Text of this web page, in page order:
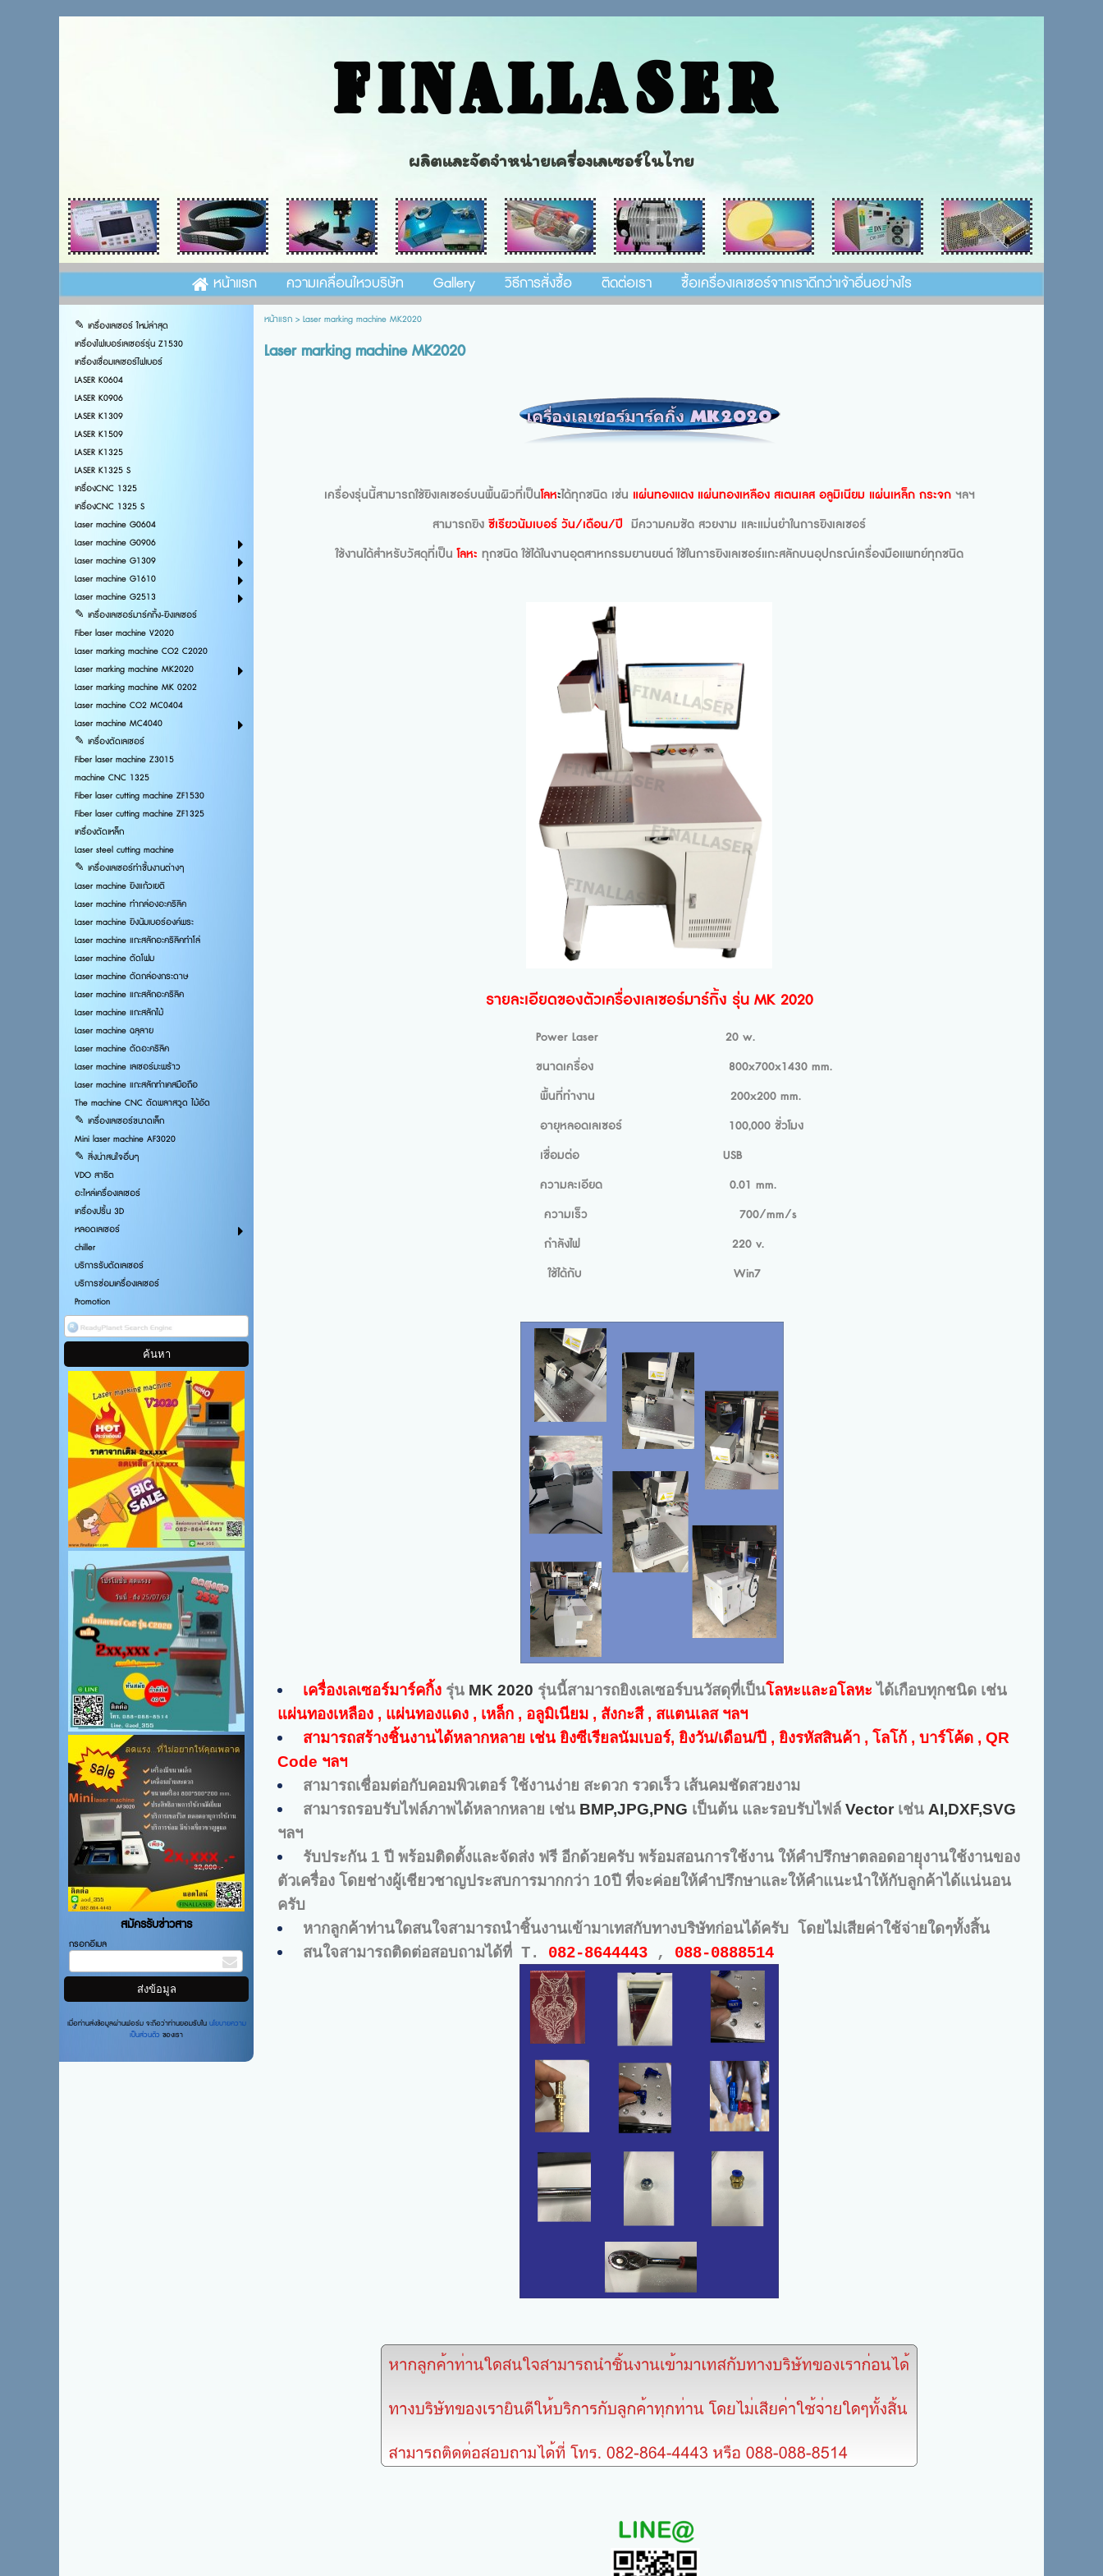
FINALLASER
ผลิตและจัดจำหน่ายเครื่องเลเซอร์ในไทย
หน้าแรก ความเคลื่อนไหวบริษัท Gallery วิธีการสั่งซื้อ ติดต่อเรา ซื้อเครื่องเลเซอร์จากเราดีกว่าเจ้าอื่นอย่างไร
✎ เครื่องเลเซอร์ ใหม่ล่าสุด
เครื่องไฟเบอร์เลเซอร์รุ่น Z1530
เครื่องเชื่อมเลเซอร์ไฟเบอร์
LASER K0604
LASER K0906
LASER K1309
LASER K1509
LASER K1325
LASER K1325 S
เครื่องCNC 1325
เครื่องCNC 1325 S
Laser machine G0604
Laser machine G0906
Laser machine G1309
Laser machine G1610
Laser machine G2513
✎ เครื่องเลเซอร์มาร์คกิ้ง-ยิงเลเซอร์
Fiber laser machine V2020
Laser marking machine CO2 C2020
Laser marking machine MK2020
Laser marking machine MK 0202
Laser machine CO2 MC0404
Laser machine MC4040
✎ เครื่องตัดเลเซอร์
Fiber laser machine Z3015
machine CNC 1325
Fiber laser cutting machine ZF1530
Fiber laser cutting machine ZF1325
เครื่องตัดเหล็ก
Laser steel cutting machine
✎ เครื่องเลเซอร์ทำชิ้นงานต่างๆ
Laser machine ยิงแก้วเยติ
Laser machine ทำกล่องอะคริลิค
Laser machine ยิงนัมเบอร์องค์พระ
Laser machine แกะสลักอะคริลิคทำโล่
Laser machine ตัดโฟม
Laser machine ตัดกล่องกระดาษ
Laser machine แกะสลักอะคริลิค
Laser machine แกะสลักไม้
Laser machine ฉลุลาย
Laser machine ตัดอะคริลิค
Laser machine เลเซอร์มะพร้าว
Laser machine แกะสลักทำเคสมือถือ
The machine CNC ตัดพลาสวูด ไม้อัด
✎ เครื่องเลเซอร์ขนาดเล็ก
Mini laser machine AF3020
✎ สิ่งน่าสนใจอื่นๆ
VDO สาธิต
อะไหล่เครื่องเลเซอร์
เครื่องปริ้น 3D
หลอดเลเซอร์
chiller
บริการรับตัดเลเซอร์
บริการซ่อมเครื่องเลเซอร์
Promotion
สมัครรับข่าวสาร
กรอกอีเมล
เมื่อท่านส่งข้อมูลผ่านฟอร์ม จะถือว่าท่านยอมรับในนโยบายความ
เป็นส่วนตัวของเรา
หน้าแรก> Laser marking machine MK2020
Laser marking machine MK2020
เครื่องรุ่นนี้สามารถใช้ยิงเลเซอร์บนพื้นผิวที่เป็นโลหะได้ทุกชนิด เช่น แผ่นทองแดง แผ่นทองเหลือง สเตนเลส อลูมิเนียม แผ่นเหล็ก กระจกฯลฯ
สามารถยิงซีเรียวนัมเบอร์ วัน/เดือน/ปี มีความคมชัด สวยงาม และแม่นยำในการยิงเลเซอร์
ใช้งานได้สำหรับวัสดุที่เป็นโลหะ ทุกชนิด ใช้ได้ในงานอุตสาหกรรมยานยนต์ ใช้ในการยิงเลเซอร์แกะสลักบนอุปกรณ์เครื่องมือแพทย์ทุกชนิด
รายละเอียดของตัวเครื่องเลเซอร์มาร์กิ้ง รุ่น MK 2020
Power Laser 20 w.
ขนาดเครื่อง 800x700x1430 mm.
พื้นที่ทำงาน 200x200 mm.
อายุหลอดเลเซอร์ 100,000 ชั่วโมง
เชื่อมต่อ USB
ความละเอียด 0.01 mm.
ความเร็ว 700/mm/s
กำลังไฟ 220 v.
ใช้ได้กับ Win7
เครื่องเลเซอร์มาร์คกิ้งรุ่น MK 2020 รุ่นนี้สามารถยิงเลเซอร์บนวัสดุที่เป็นโลหะและอโลหะ ได้เกือบทุกชนิด เช่น
แผ่นทองเหลือง , แผ่นทองแดง , เหล็ก , อลูมิเนียม , สังกะสี , สแตนเลส ฯลฯ
สามารถสร้างชิ้นงานได้หลากหลาย เช่น ยิงซีเรียลนัมเบอร์, ยิงวัน/เดือน/ปี , ยิงรหัสสินค้า , โลโก้ , บาร์โค้ด , QR
Code ฯลฯ
สามารถเชื่อมต่อกับคอมพิวเตอร์ ใช้งานง่าย สะดวก รวดเร็ว เส้นคมชัดสวยงาม
สามารถรอบรับไฟล์ภาพได้หลากหลาย เช่น BMP,JPG,PNG เป็นต้น และรอบรับไฟล์ Vectorเช่น AI,DXF,SVG
ฯลฯ
รับประกัน 1 ปี พร้อมติดตั้งและจัดส่ง ฟรี อีกด้วยครับ พร้อมสอนการใช้งาน ให้คำปรึกษาตลอดอายุุงานใช้งานของ
ตัวเครื่อง โดยช่างผู้เชียวชาญประสบการมากกว่า 10ปี ที่จะค่อยให้คำปรึกษาและให้คำแนะนำให้กับลูกค้าได้แน่นอน
ครับ
หากลูกค้าท่านใดสนใจสามารถนำชิ้นงานเข้ามาเทสกับทางบริษัทก่อนได้ครับ โดยไม่เสียค่าใช้จ่ายใดๆทั้งสิ้น
สนใจสามารถติดต่อสอบถามได้ที่ T. 082-8644443, 088-0888514